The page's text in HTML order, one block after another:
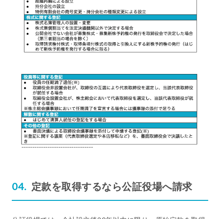
定款を取得するなら公証役場へ請求